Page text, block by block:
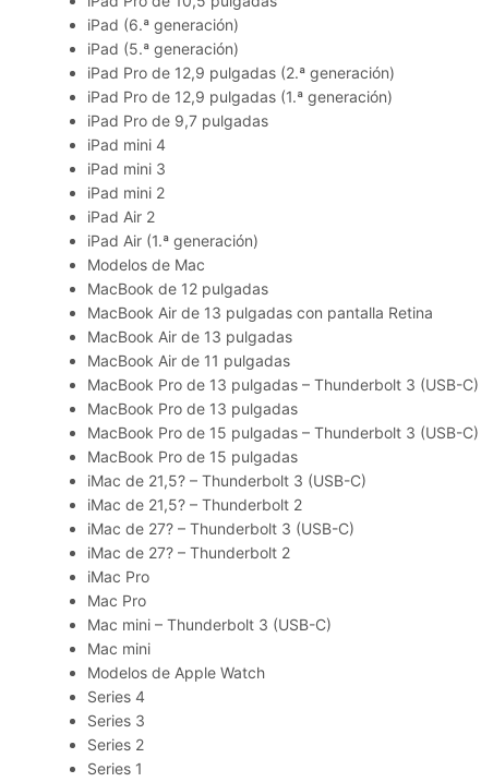
iPad (6.ª generación)
iPad (5.ª generación)
iPad Pro de 12,9 pulgadas (2.ª generación)
iPad Pro de 12,9 pulgadas (1.ª generación)
iPad Pro de 9,7 pulgadas
iPad mini 4
iPad mini 3
iPad mini 2
iPad Air 2
iPad Air (1.ª generación)
Modelos de Mac
MacBook de 12 pulgadas
MacBook Air de 13 pulgadas con pantalla Retina
MacBook Air de 13 pulgadas
MacBook Air de 11 pulgadas
MacBook Pro de 13 pulgadas – Thunderbolt 3 (USB-C)
MacBook Pro de 13 pulgadas
MacBook Pro de 15 pulgadas – Thunderbolt 3 (USB-C)
MacBook Pro de 15 pulgadas
iMac de 21,5? – Thunderbolt 3 (USB-C)
iMac de 21,5? – Thunderbolt 2
iMac de 27? – Thunderbolt 3 (USB-C)
iMac de 27? – Thunderbolt 2
iMac Pro
Mac Pro
Mac mini – Thunderbolt 3 (USB-C)
Mac mini
Modelos de Apple Watch
Series 4
Series 3
Series 2
Series 1